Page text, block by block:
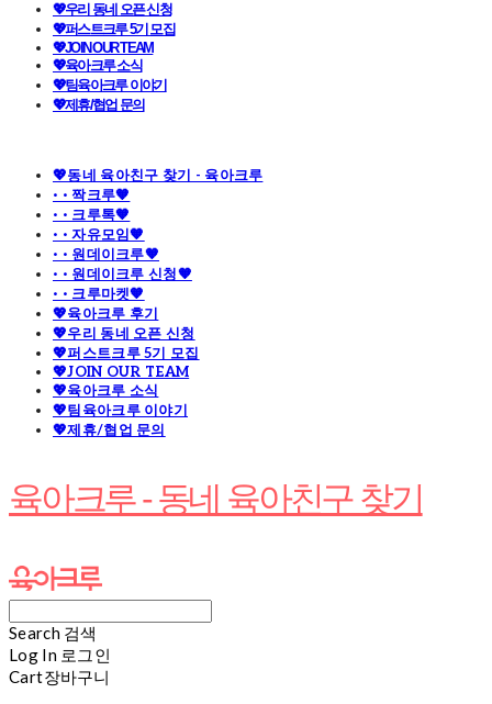
💖우리 동네 오픈 신청
💖퍼스트크루 5기 모집
💖JOIN OUR TEAM
💖육아크루 소식
💖팀육아크루 이야기
💖제휴/협업 문의
💖동네 육아친구 찾기 - 육아크루
· · 짝크루🧡
· · 크루톡🧡
· · 자유모임🧡
· · 원데이크루🧡
· · 원데이크루 신청🧡
· · 크루마켓🧡
💖육아크루 후기
💖우리 동네 오픈 신청
💖퍼스트크루 5기 모집
💖JOIN OUR TEAM
💖육아크루 소식
💖팀육아크루 이야기
💖제휴/협업 문의
육아크루 - 동네 육아친구 찾기
Search 검색
Log In 로그인
Cart장바구니